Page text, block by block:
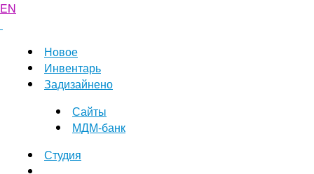
EN
Новое
Инвентарь
Задизайнено
Сайты
МДМ-банк
Студия